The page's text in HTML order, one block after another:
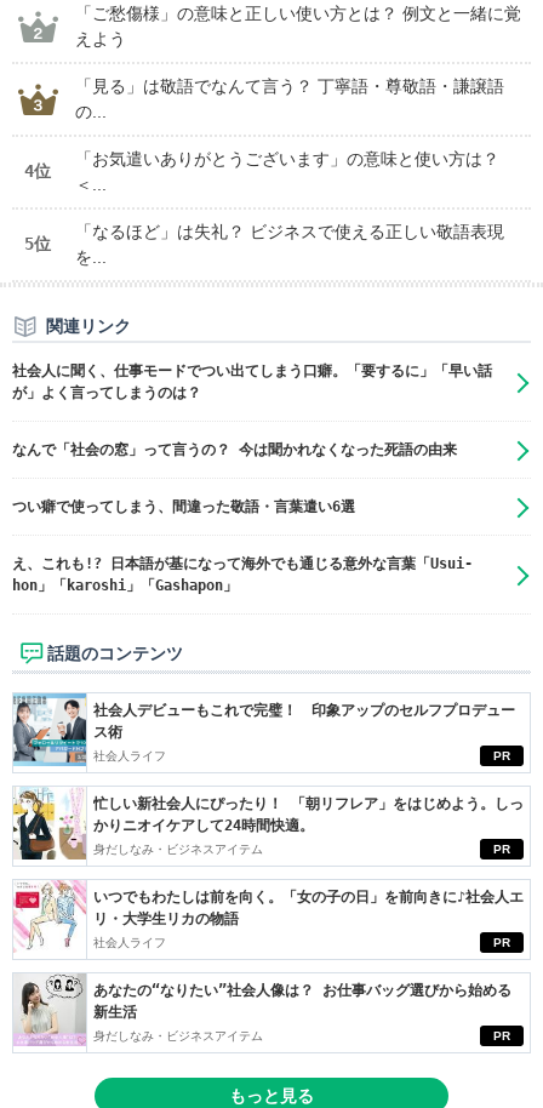
「ご愁傷様」の意味と正しい使い方とは？ 例文と一緒に覚
えよう
「見る」は敬語でなんて言う？ 丁寧語・尊敬語・謙譲語
の...
4位
「お気遣いありがとうございます」の意味と使い方は？
＜...
5位
「なるほど」は失礼？ ビジネスで使える正しい敬語表現
を...
関連リンク
社会人に聞く、仕事モードでつい出てしまう口癖。「要するに」「早い話
が」よく言ってしまうのは？
なんで「社会の窓」って言うの？ 今は聞かれなくなった死語の由来
つい癖で使ってしまう、間違った敬語・言葉遣い6選
え、これも!? 日本語が基になって海外でも通じる意外な言葉「Usui-
hon」「karoshi」「Gashapon」
話題のコンテンツ
PR
社会人デビューもこれで完璧！ 印象アップのセルフプロデュー
ス術
社会人ライフ
PR
忙しい新社会人にぴったり！ 「朝リフレア」をはじめよう。しっ
かりニオイケアして24時間快適。
身だしなみ・ビジネスアイテム
PR
いつでもわたしは前を向く。「女の子の日」を前向きに♪社会人エ
リ・大学生リカの物語
社会人ライフ
PR
あなたの“なりたい”社会人像は？ お仕事バッグ選びから始める
新生活
身だしなみ・ビジネスアイテム
もっと見る